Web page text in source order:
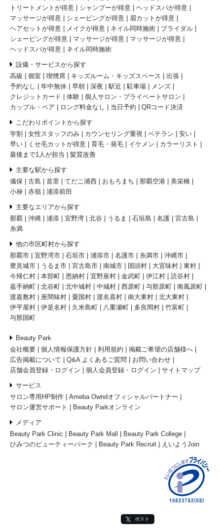
トリートメントが得意
シャンプーが得意
ヘッドスパが得意
マッサージが得意
シェービングが得意
眉カットが得意
ヘアセットが得意
メイクが得意 ネイル同時施術
ブライダル
シェービングが得意
マッサージが得意
マッサージが得意
ヘッドスパが得意
ネイル同時施術
設備・サービスから探す
高級
個室 喫煙席 キッズルーム・キッズスペース
出張
予約なし
年中無休 早朝 深夜 駅近 駐車場
メンズ
クレジットカード
体験
個人サロン・プライベートサロン
カップル・ペア
ロング料金なし 当日予約 QRコード決済
こだわりポイントから探す
学割
女性スタッフのみ カウンセリング重視 ベテラン
安い
早い
くせ毛カットが得意 育毛・発毛 イケメン
カラーリスト
最後まで1人が担当
髪質改善
主要な駅から探す
儀保
古島 首里 てだこ浦西 おもろまち 那覇空港
美栄橋
小禄
赤嶺 浦添前田
主要なエリアから探す
那覇
沖縄 浦添 宜野湾 北谷 うるま 石垣島 名護
宮古島
糸満
他の市区町村から探す
那覇市
宜野湾市 石垣市 浦添市 名護市 糸満市
沖縄市
豊見城市
うるま市 宮古島市 南城市 国頭村 大宜味村
東村
今帰仁村
本部町 恩納村 宜野座村 金武町 伊江村
読谷村
嘉手納町
北谷町 北中城村 中城村 西原町 与那原町
南風原町
渡嘉敷村
座間味村 粟国村 渡名喜村 南大東村
北大東村
伊平屋村
伊是名村 久米島町 八重瀬町 多良間村
竹富町
与那国町
Beauty Park
会社概要
個人情報保護方針 利用規約
掲載ご希望の店舗様へ
広告掲載について
Q&A よくあるご質問
お問い合わせ
店舗会員登録・ログイン
個人会員登録・ログイン サイトマップ
サービス
サロン専用HP制作
Ameba Owndオフィシャルパートナー
サロン運営サポート
Beauty Parkオンライン
メディア
Beauty Park Clinic
Beauty Park Mall
Beauty Park College
ひみつのビューティーパーク
Beauty Park Recruit えいようJoin
ポスト